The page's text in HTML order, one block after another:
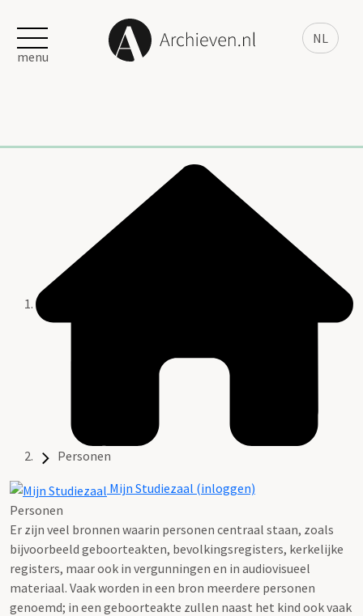
NL
menu
Personen
Mijn Studiezaal (inloggen)
Personen
Er zijn veel bronnen waarin personen centraal staan, zoals
bijvoorbeeld geboorteakten, bevolkingsregisters, kerkelijke
registers, maar ook in vergunningen en in audiovisueel
materiaal. Vaak worden in een bron meerdere personen
genoemd; in een geboorteakte zullen naast het kind ook vaak